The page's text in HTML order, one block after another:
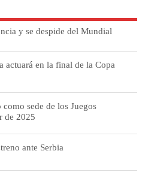
y se despide del Mundial
actuará en la final de la Copa
como sede de los Juegos
de 2025
ante Serbia